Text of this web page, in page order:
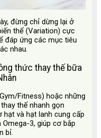
đừng chỉ dừng lại ở
thể (Variation) cực
đáp ứng các mục tiêu
nhau.
thức thay thế bữa
Fitness) hoặc những
thế nhanh gọn
hạt và hạt lanh cung cấp
3, giúp cơ bắp
bỉ.